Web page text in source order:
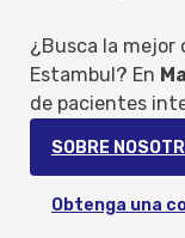
¿Busca la mejor
Estambul? En
de pacientes
SOBRE
Obtenga una